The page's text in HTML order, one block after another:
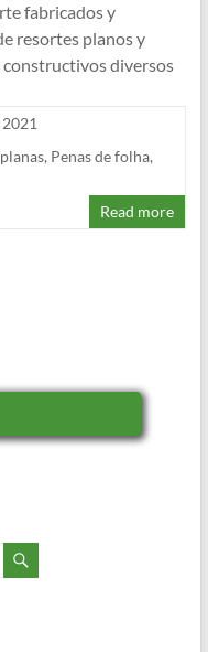
fabricados y
resortes planos y
constructivos diversos
, Penas de folha,
Read more